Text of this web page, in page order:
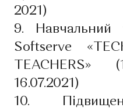
2021)
9. Навчальний
Softserve
16.07.2021)
10.